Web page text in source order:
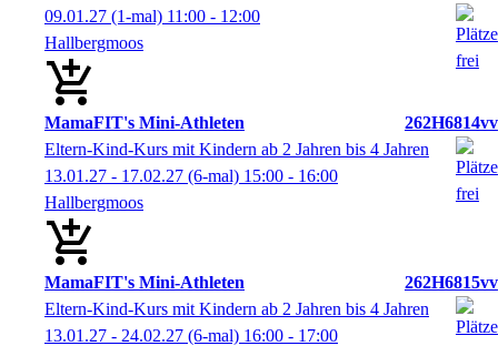
09.01.27 (1-mal) 11:00 - 12:00
Hallbergmoos
MamaFIT's Mini-Athleten
262H6814vv
Eltern-Kind-Kurs mit Kindern ab 2 Jahren bis 4 Jahren
13.01.27 - 17.02.27 (6-mal) 15:00 - 16:00
Hallbergmoos
MamaFIT's Mini-Athleten
262H6815vv
Eltern-Kind-Kurs mit Kindern ab 2 Jahren bis 4 Jahren
13.01.27 - 24.02.27 (6-mal) 16:00 - 17:00